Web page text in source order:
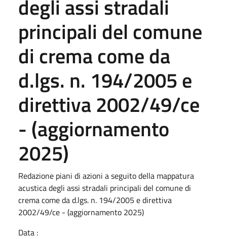
degli assi stradali
principali del comune
di crema come da
d.lgs. n. 194/2005 e
direttiva 2002/49/ce
- (aggiornamento
2025)
Redazione piani di azioni a seguito della mappatura
acustica degli assi stradali principali del comune di
crema come da d.lgs. n. 194/2005 e direttiva
2002/49/ce - (aggiornamento 2025)
Data :